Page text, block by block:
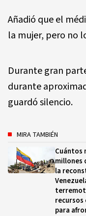
Añadió que el
la mujer, pero no
Durante gran
durante
guardó silencio.
MIRA TAMBIÉN
Cuántos
millones
la
recursos
para